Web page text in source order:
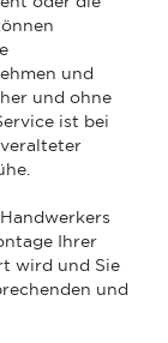
und
und ohne
ist bei
Ihrer
wird und Sie
und